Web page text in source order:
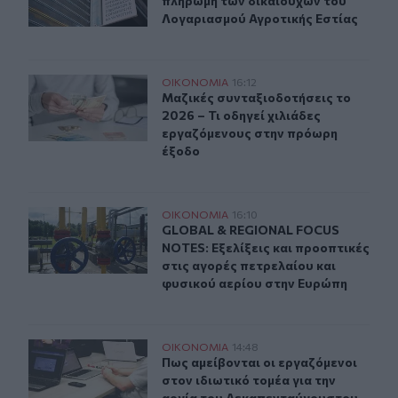
Λογαριασμού Αγροτικής Εστίας
Μαζικές συνταξιοδοτήσεις το 2026 – Τι οδηγεί
ΟΙΚΟΝΟΜΙΑ 16:12
Μαζικές συνταξιοδοτήσεις το
Μαζικές συνταξιοδοτήσεις το
2026 – Τι οδηγεί χιλιάδες
εργαζόμενους στην πρόωρη
έξοδο
GLOBAL & REGIONAL FOCUS NOTES: Εξελίξεις και
ΟΙΚΟΝΟΜΙΑ 16:10
GLOBAL & REGIONAL FOCUS
GLOBAL & REGIONAL FOCUS
NOTES: Εξελίξεις και προοπτικές
στις αγορές πετρελαίου και
φυσικού αερίου στην Ευρώπη
Πως αμείβονται οι εργαζόμενοι στον ιδιωτικό τομέα
ΟΙΚΟΝΟΜΙΑ 14:48
Πως αμείβονται οι εργαζόμενοι
Πως αμείβονται οι εργαζόμενοι
στον ιδιωτικό τομέα για την